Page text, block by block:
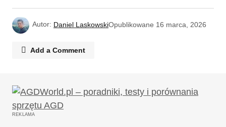
Autor: Daniel LaskowskiOpublikowane 16 marca, 2026
Add a Comment
Twój adres email nie zostanie opublikowany.
Wymagane pola są oznaczone
REKLAMA